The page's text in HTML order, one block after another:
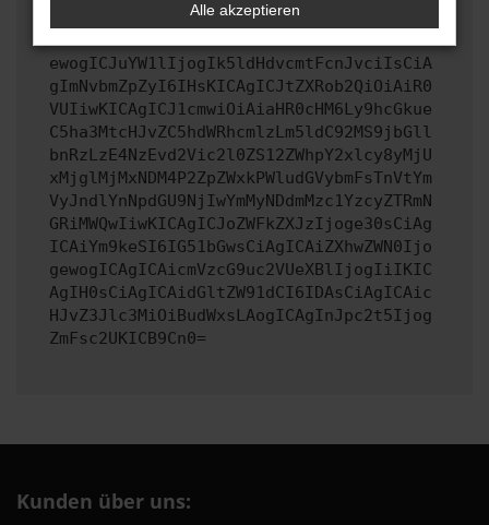
ewogICJuYW1lIjogIk5ldHdvcmtFcnJvciIsCiA
gImNvbmZpZyI6IHsKICAgICJtZXRob2QiOiAiR0
VUIiwKICAgICJ1cmwiOiAiaHR0cHM6Ly9hcGkue
C5ha3MtcHJvZC5hdWRhcmlzLm5ldC92MS9jbGll
bnRzLzE4NzEvd2Vic2l0ZS12ZWhpY2xlcy8yMjU
xMjglMjMxNDM4P2ZpZWxkPWludGVybmFsTnVtYm
VyJndlYnNpdGU9NjIwYmMyNDdmMzc1YzcyZTRmN
GRiMWQwIiwKICAgICJoZWFkZXJzIjoge30sCiAg
ICAiYm9keSI6IG51bGwsCiAgICAiZXhwZWN0Ijo
gewogICAgICAicmVzcG9uc2VUeXBlIjogIiIKIC
AgIH0sCiAgICAidGltZW91dCI6IDAsCiAgICAic
HJvZ3Jlc3MiOiBudWxsLAogICAgInJpc2t5Ijog
ZmFsc2UKICB9Cn0=
Kunden über uns:
Alle akzeptieren